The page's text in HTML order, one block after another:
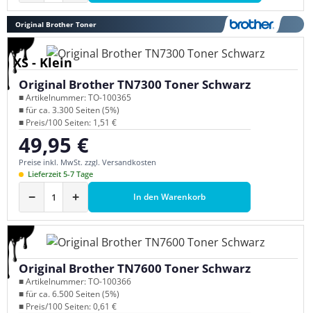
Original Brother Toner
XS - Klein
Original Brother TN7300 Toner Schwarz
■ Artikelnummer: TO-100365
■ für ca. 3.300 Seiten (5%)
■ Preis/100 Seiten: 1,51 €
Regulärer Preis:
49,95 €
Preise inkl. MwSt. zzgl. Versandkosten
Lieferzeit 5-7 Tage
− + In den Warenkorb
Original Brother TN7600 Toner Schwarz
■ Artikelnummer: TO-100366
■ für ca. 6.500 Seiten (5%)
■ Preis/100 Seiten: 0,61 €